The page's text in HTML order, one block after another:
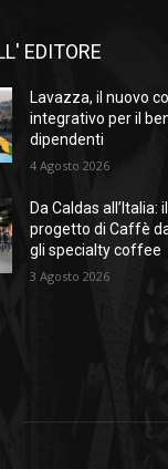
EDITORE
Lavazza, il nuovo
integrativo per il
dipendenti
4 Agosto 2026
Da Caldas all’Italia:
progetto di Caffè
gli specialty coffee
3 Agosto 2026